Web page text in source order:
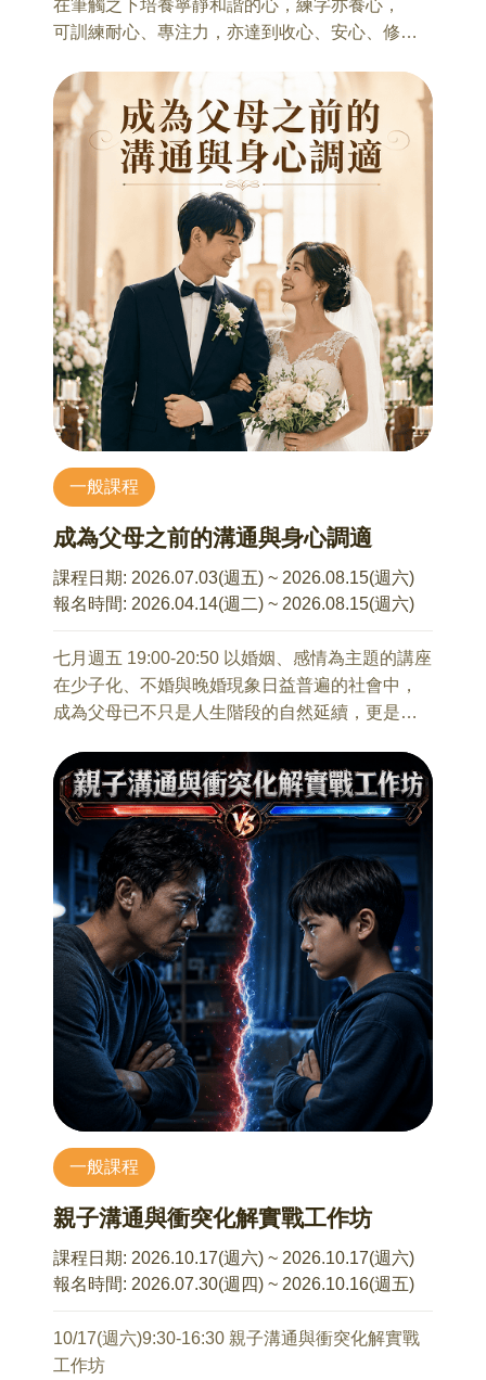
者於報名前充分考量自身體力、健康狀況及行動
(6) 北部地區遊程，8:00~8:25和泰純青基金會集
合，8:30準時出發~17:30回到和泰純青基金會解
8/22 聽懂孩子情緒「話」！成為支持而不暴走的
林佳慧 諮商心理師
適合對象：10-18歲孩子的家長
1、解析家庭八大時期，把心力放在各時期重要任
2、看懂孩子情緒變化七大階段，掌握不同階段不
3、透過親子對話，協助孩子停下慣性連鎖反應，
化解情緒風暴
8/29 聽懂孩子弦外之音—看懂情緒訊號的溝通
蔡德暐 諮商心理師
適合對象：7-16歲孩子的家長
1、解碼情緒訊號：看懂孩子沒說出口的話
2、現場降溫術：在張力時刻的「暫停與修復」
本系列講座不接受當天報名
慮，如何陪孩子練出「社交覺察」與界線感。
SEL 的引導式對話，培養孩子負責任的決策力。
*家長的降火錦囊： 示範如何先穩住自己的情緒頻
率，建立一個「不互踩地雷」的家庭韌性基地。
透過生活化的案例與簡單易懂的對話公式，幫助
您找回溝通的發言權，讓孩子在面對多變的世界
時，有能力保持自信與穩定。
9/12 SEL情緒力：陪孩子長出面對世界的能力
黃閎新 臨床心理師
適合對象：國小孩童的家長
第一章：孩子為什麼越來越容易情緒卡住
1-1 孩子常見的情緒困境
1-2 情緒與行為背後的心理需求
1-3 大人如何重新理解孩子的情緒反應
第二章：孩子的情緒，其實在說什麼
2-1 SEL在孩子成長中的重要性
2-3 不同年齡階段的情緒需求與表現
第三章：日常陪伴中，幫助孩子長出情緒力與韌
性
3-1 情緒來臨時的陪伴與溝通
3-2 生活中累積安全感與自信
3-3 如何陪孩子面對挫折與壓力
蔡宇涵 諮商心理師
適合對象：10歲~16歲孩子的家長
從個⼈內在情感到適應化的社會情境表達融合了
我們對外在情境的理解以及⼈際互動結構的處境,
前青春期的孩⼦對於⼈我之間的關係尤其敏銳､警
覺。這場講座帶您試著重現青春期的奇思異想。
藉由覺察､識別､命名的過程協助孩⼦能發展管理
與調適的情緒策略｡
I. 青春期的⼼理特徵建構對青春期孩⼦的認識標記
經常出現的情緒反應｡
II. 運⽤SEL概念有效回應暫緩負向循環對話運⽤
SEL 概念重建對話中的詮釋｡
III.我好你也好的共好關係試著修正溝通中的隱性
攻擊嘗試真誠表達｡
在筆觸之下培養寧靜和諧的心，練字亦養心，
可訓練耐心、專注力，亦達到收心、安心、修心
【課程資訊】
授課講師：林子琪老師
上課堂數：一期八堂，可請假兩堂
課程日期：8/6、8/13、8/20、8/27、9/3、9/10、
9/17、9/24，14:30-16:30
課程費用：2400元
單堂費用：350元
用具自備(毛筆、墨汁、硯台、九宮格紙)
一般課程
成為父母之前的溝通與身心調適
課程日期: 2026.07.03(週五) ~ 2026.08.15(週六)
報名時間: 2026.04.14(週二) ~ 2026.08.15(週六)
七月週五 19:00-20:50 以婚姻、感情為主題的講座
在少子化、不婚與晚婚現象日益普遍的社會中，
成為父母已不只是人生階段的自然延續，更是一
心理師的專業分享，協助學員與伴侶就生育意
願、時機與準備歷程進行更深入的溝通與討論，
並認識備孕期間可能面臨的情緒壓力、身心調適
與關係支持。期盼陪伴學員在理解自我與彼此需
求的基礎上，更有信心迎接新生命的到來，為家
庭與社會注入延續與成長的力量。
7/3 備孕心理指南：我們準備好成為父母了嗎？
許傑銘 諮商心理師
在現今社會中，生育已從傳統的必然，轉變為自
由且自主的選擇。自由也意味著更多準備與思
量。從是否生育的抉擇，到備孕期間的各種挑
戰，過程往往同時考驗著個人與伴侶關係。
本講座將從「個人」、「伴侶關係」與「社會文
化」三個層面，引導學員探索自身對生育的想
法，並協助伴侶在差異中彼此瞭解。同時從「安
焦於備孕歷程中的挑戰，學習可實踐的溝通原
則，進而發展相互支持的能力。
1、生與不生的自我探索：我想過哪種人生？
2、對生育想法不一致時的溝通原則
3、如何化解備孕過程中的挑戰
一般課程
親子溝通與衝突化解實戰工作坊
課程日期: 2026.10.17(週六) ~ 2026.10.17(週六)
報名時間: 2026.07.30(週四) ~ 2026.10.16(週五)
10/17(週六)9:30-16:30 親子溝通與衝突化解實戰
工作坊